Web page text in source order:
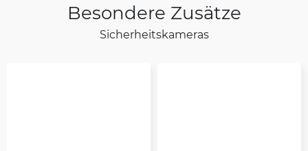
Besondere Zusätze
Sicherheitskameras